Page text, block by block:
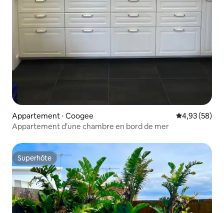
Appartement ⋅ Coogee Évaluation
4,93 (58)
Appartement d'une chambre en bord de mer
Superhôte
Superhôte